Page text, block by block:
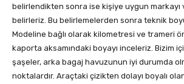
belirlendikten sonra ise kişiye uygun markayı
belirleriz. Bu belirlemelerden sonra teknik
Modeline bağlı olarak kilometresi ve trameri
kaporta aksamındaki boyayı inceleriz. Bizim
şaşeler, arka bagaj havuzunun iyi durumda
noktalardır. Araçtaki çizikten dolayı boyalı olan